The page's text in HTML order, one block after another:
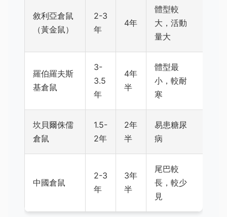
敘利亞倉鼠
（黃金鼠）
2-3
年
4年
體型較
大，活動
量大
羅伯羅夫斯
基倉鼠
3-
3.5
年
4年
半
體型最
小，較耐
寒
坎貝爾侏儒
倉鼠
1.5-
2年
2年
半
易患糖尿
病
中國倉鼠
2-3
年
3年
半
尾巴較
長，較少
見